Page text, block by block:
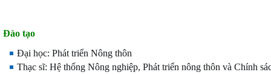
Đào tạo
Đại học: Phát triển Nông thôn
Thạc sĩ: Hệ thống Nông nghiệp, Phát triển nông thôn và Chính